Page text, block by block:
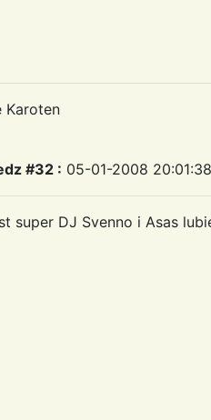
Karoten
#32 : 05-01-2008
super DJ Svenno i Asas